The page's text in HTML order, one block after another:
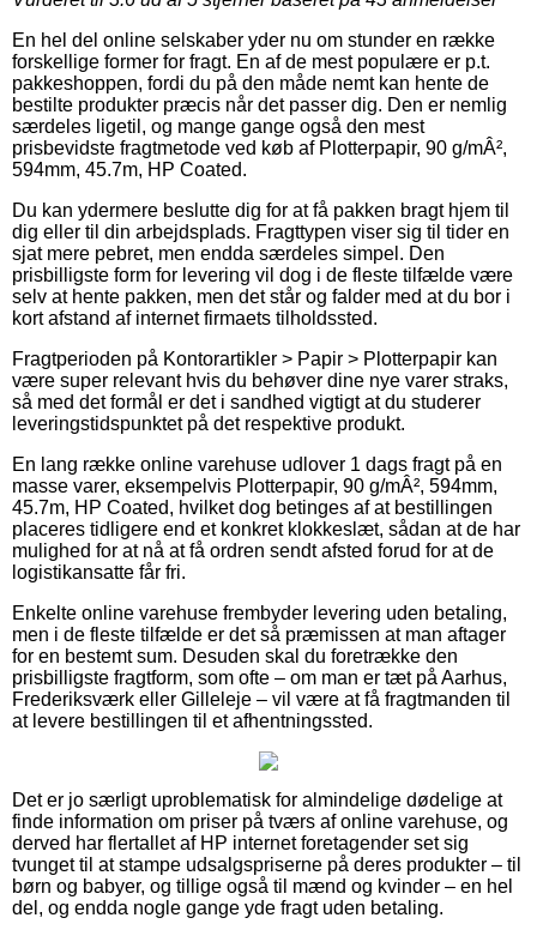
En hel del online selskaber yder nu om stunder en række
forskellige former for fragt. En af de mest populære er p.t.
pakkeshoppen, fordi du på den måde nemt kan hente de
bestilte produkter præcis når det passer dig. Den er nemlig
særdeles ligetil, og mange gange også den mest
prisbevidste fragtmetode ved køb af Plotterpapir, 90 g/mÂ²,
594mm, 45.7m, HP Coated.
Du kan ydermere beslutte dig for at få pakken bragt hjem til
dig eller til din arbejdsplads. Fragttypen viser sig til tider en
sjat mere pebret, men endda særdeles simpel. Den
prisbilligste form for levering vil dog i de fleste tilfælde være
selv at hente pakken, men det står og falder med at du bor i
kort afstand af internet firmaets tilholdssted.
Fragtperioden på Kontorartikler > Papir > Plotterpapir kan
være super relevant hvis du behøver dine nye varer straks,
så med det formål er det i sandhed vigtigt at du studerer
leveringstidspunktet på det respektive produkt.
En lang række online varehuse udlover 1 dags fragt på en
masse varer, eksempelvis Plotterpapir, 90 g/mÂ², 594mm,
45.7m, HP Coated, hvilket dog betinges af at bestillingen
placeres tidligere end et konkret klokkeslæt, sådan at de har
mulighed for at nå at få ordren sendt afsted forud for at de
logistikansatte får fri.
Enkelte online varehuse frembyder levering uden betaling,
men i de fleste tilfælde er det så præmissen at man aftager
for en bestemt sum. Desuden skal du foretrække den
prisbilligste fragtform, som ofte – om man er tæt på Aarhus,
Frederiksværk eller Gilleleje – vil være at få fragtmanden til
at levere bestillingen til et afhentningssted.
Det er jo særligt uproblematisk for almindelige dødelige at
finde information om priser på tværs af online varehuse, og
derved har flertallet af HP internet foretagender set sig
tvunget til at stampe udsalgspriserne på deres produkter – til
børn og babyer, og tillige også til mænd og kvinder – en hel
del, og endda nogle gange yde fragt uden betaling.